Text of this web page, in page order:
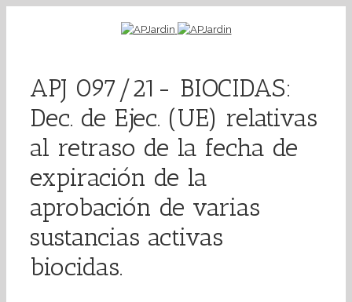
APJ 097/21- BIOCIDAS:
Dec. de Ejec. (UE) relativas
al retraso de la fecha de
expiración de la
aprobación de varias
sustancias activas
biocidas.